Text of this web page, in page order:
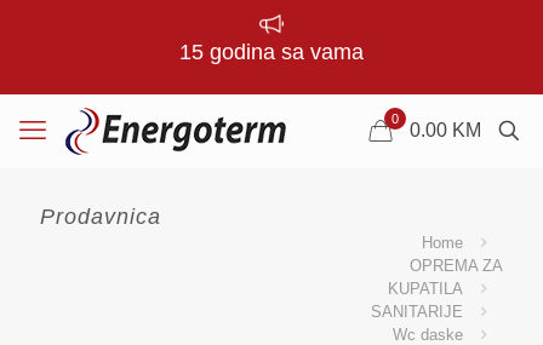
15 godina sa vama
0
0.00 KM
Prodavnica
Home
OPREMA ZA
KUPATILA
SANITARIJE
Wc daske